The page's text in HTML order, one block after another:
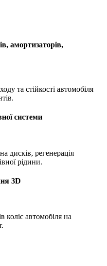
амортизаторів,
та стійкості автомобіля
системи
дисків, регенерація
рідини.
3D
коліс автомобіля на